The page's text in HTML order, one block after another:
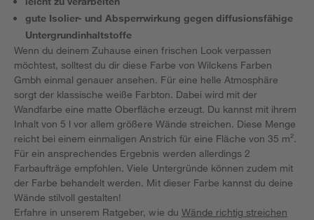
gute Isolier- und Absperrwirkung gegen diffusionsfähige
Untergrundinhaltstoffe
Wenn du deinem Zuhause einen frischen Look verpassen
möchtest, solltest du dir diese Farbe von Wilckens Farben
Gmbh einmal genauer ansehen. Für eine helle Atmosphäre
sorgt der klassische weiße Farbton. Dabei wird mit der
Wandfarbe eine matte Oberfläche erzeugt. Du kannst mit ihrem
Inhalt von 5 l vor allem größere Wände streichen. Diese Menge
reicht bei einem einmaligen Anstrich für eine Fläche von 35 m².
Für ein ansprechendes Ergebnis werden allerdings 2
Farbaufträge empfohlen. Viele Untergründe können zudem mit
der Farbe behandelt werden. Mit dieser Farbe kannst du deine
Wände stilvoll gestalten!
Erfahre in unserem Ratgeber, wie du Wände richtig streichen